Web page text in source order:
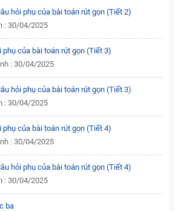
hỏi phụ của bài toán rút gọn (Tiết 2)
: 30/04/2025
phụ của bài toán rút gọn (Tiết 3)
: 30/04/2025
hỏi phụ của bài toán rút gọn (Tiết 3)
: 30/04/2025
phụ của bài toán rút gọn (Tiết 4)
: 30/04/2025
hỏi phụ của bài toán rút gọn (Tiết 4)
: 30/04/2025
ba